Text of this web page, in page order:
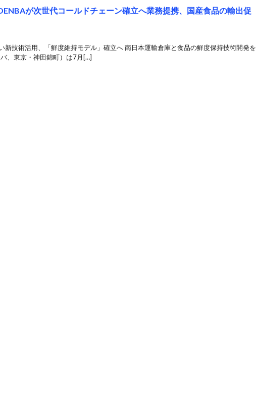
が次世代コールドチェーン確立へ業務提携、国産食品の輸出促
新技術活用、「鮮度維持モデル」確立へ 南日本運輸倉庫と食品の鮮度保持技術開発を
、東京・神田錦町）は7月[…]